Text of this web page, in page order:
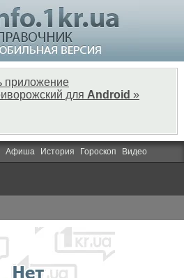
приложение
для Android »
Афиша История Гороскоп Видео